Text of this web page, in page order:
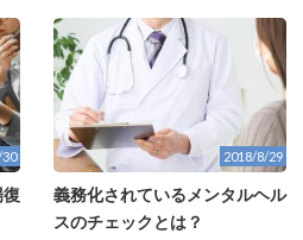
2018/8/29
義務化されているメンタルヘル
スのチェックとは？